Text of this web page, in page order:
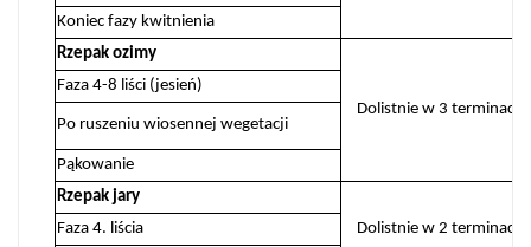
Koniec fazy kwitnienia
Rzepak ozimy
Dolistnie w 3 terminach
Faza 4-8 liści (jesień)
Po ruszeniu wiosennej wegetacji
Pąkowanie
Rzepak jary
Dolistnie w 2 terminach
Faza 4. liścia